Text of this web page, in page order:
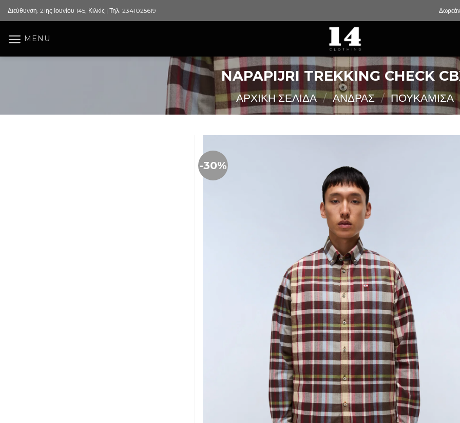
Skip
to
Διεύθυνση: 21ης Ιουνίου 145, Κιλκίς | Τηλ. 2341025619
MENU
NAPAPIJRI TREKKING CHECK
ΑΡΧΙΚΉ ΣΕΛΊΔΑ / ΑΝΔΡΑΣ / ΠΟΥΚΑΜΙΣΑ
-30%